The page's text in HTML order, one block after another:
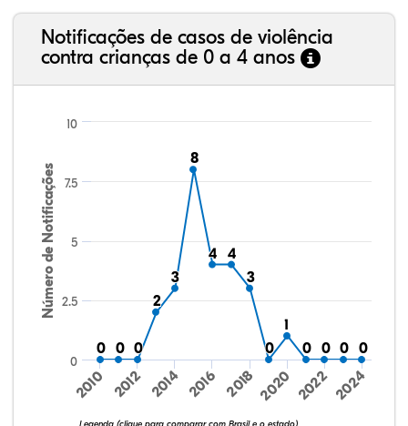
Notificações de casos de violência
contra crianças de 0 a 4 anos
Número de Notificações
0
0 0
0 0
0
2
2
3
3
8
8
4
4 4
4
3
3
0
0
11
0
0 0
0 0
0 0
0
2010 2012 2014 2016 2018 2020 2022 2024
0
10
2.5
5
7.5